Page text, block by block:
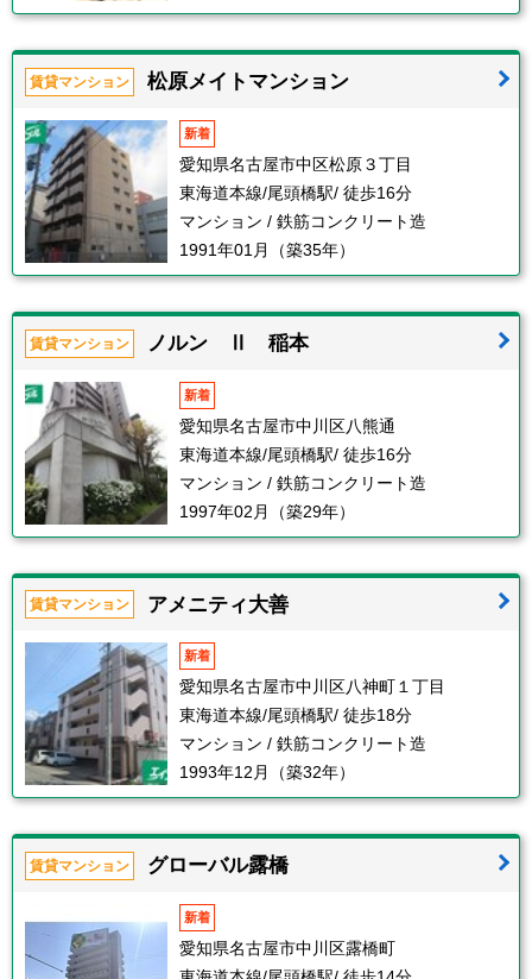
賃貸マンション 松原メイトマンション
新着
愛知県名古屋市中区松原３丁目
東海道本線/尾頭橋駅/ 徒歩16分
マンション / 鉄筋コンクリート造
1991年01月（築35年）
賃貸マンション ノルン Ⅱ 稲本
新着
愛知県名古屋市中川区八熊通
東海道本線/尾頭橋駅/ 徒歩16分
マンション / 鉄筋コンクリート造
1997年02月（築29年）
賃貸マンション アメニティ大善
新着
愛知県名古屋市中川区八神町１丁目
東海道本線/尾頭橋駅/ 徒歩18分
マンション / 鉄筋コンクリート造
1993年12月（築32年）
賃貸マンション グローバル露橋
新着
愛知県名古屋市中川区露橋町